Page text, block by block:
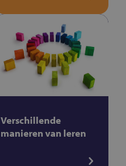
Verschillende
manieren van leren